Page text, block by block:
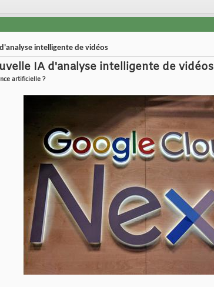
intelligente de vidéos
IA d'analyse intelligente de vidéos
artificielle ?